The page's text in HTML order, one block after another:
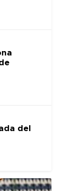
del